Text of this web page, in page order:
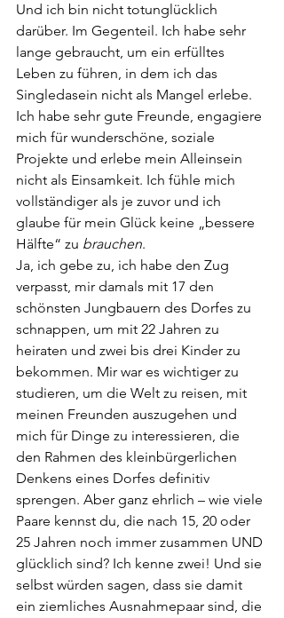
Und ich bin nicht totunglücklich
darüber. Im Gegenteil. Ich habe sehr
lange gebraucht, um ein erfülltes
Leben zu führen, in dem ich das
Singledasein nicht als Mangel erlebe.
Ich habe sehr gute Freunde, engagiere
mich für wunderschöne, soziale
Projekte und erlebe mein Alleinsein
nicht als Einsamkeit. Ich fühle mich
vollständiger als je zuvor und ich
glaube für mein Glück keine „bessere
Hälfte“ zu brauchen.
Ja, ich gebe zu, ich habe den Zug
verpasst, mir damals mit 17 den
schönsten Jungbauern des Dorfes zu
schnappen, um mit 22 Jahren zu
heiraten und zwei bis drei Kinder zu
bekommen. Mir war es wichtiger zu
studieren, um die Welt zu reisen, mit
meinen Freunden auszugehen und
mich für Dinge zu interessieren, die
den Rahmen des kleinbürgerlichen
Denkens eines Dorfes definitiv
sprengen. Aber ganz ehrlich – wie viele
Paare kennst du, die nach 15, 20 oder
25 Jahren noch immer zusammen UND
glücklich sind? Ich kenne zwei! Und sie
selbst würden sagen, dass sie damit
ein ziemliches Ausnahmepaar sind, die